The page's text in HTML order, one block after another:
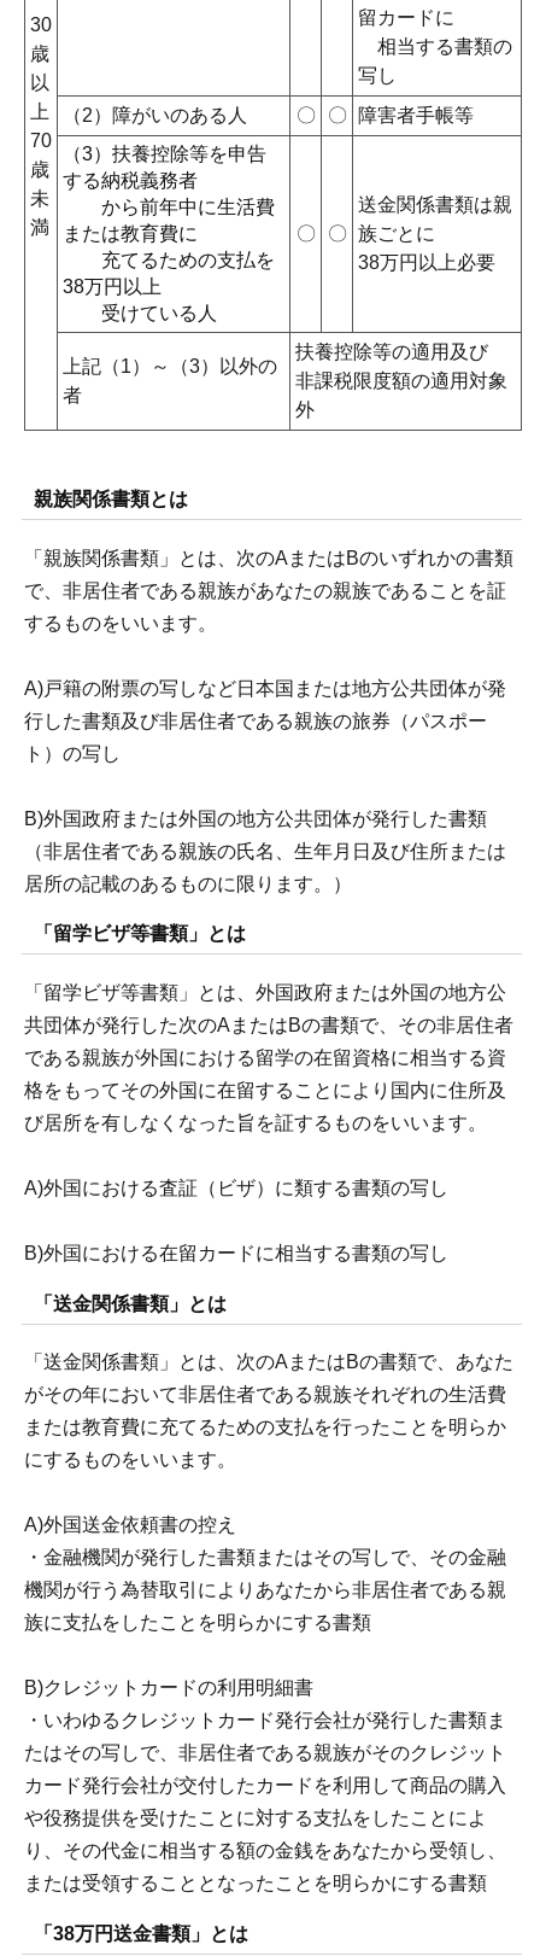
30
歳
以
上
70
歳
未
満
留カードに
相当する書類の
写し
（2）障がいのある人
〇 〇
障害者手帳等
（3）扶養控除等を申告
する納税義務者
から前年中に生活費
または教育費に
充てるための支払を
38万円以上
受けている人
〇 〇
送金関係書類は親
族ごとに
38万円以上必要
上記（1）～（3）以外の
者
扶養控除等の適用及び
非課税限度額の適用対象
外
親族関係書類とは
「親族関係書類」とは、次のAまたはBのいずれかの書類
で、非居住者である親族があなたの親族であることを証
するものをいいます。
A)戸籍の附票の写しなど日本国または地方公共団体が発
行した書類及び非居住者である親族の旅券（パスポー
ト）の写し
B)外国政府または外国の地方公共団体が発行した書類
（非居住者である親族の氏名、生年月日及び住所または
居所の記載のあるものに限ります。）
「留学ビザ等書類」とは
「留学ビザ等書類」とは、外国政府または外国の地方公
共団体が発行した次のAまたはBの書類で、その非居住者
である親族が外国における留学の在留資格に相当する資
格をもってその外国に在留することにより国内に住所及
び居所を有しなくなった旨を証するものをいいます。
A)外国における査証（ビザ）に類する書類の写し
B)外国における在留カードに相当する書類の写し
「送金関係書類」とは
「送金関係書類」とは、次のAまたはBの書類で、あなた
がその年において非居住者である親族それぞれの生活費
または教育費に充てるための支払を行ったことを明らか
にするものをいいます。
A)外国送金依頼書の控え
・金融機関が発行した書類またはその写しで、その金融
機関が行う為替取引によりあなたから非居住者である親
族に支払をしたことを明らかにする書類
B)クレジットカードの利用明細書
・いわゆるクレジットカード発行会社が発行した書類ま
たはその写しで、非居住者である親族がそのクレジット
カード発行会社が交付したカードを利用して商品の購入
や役務提供を受けたことに対する支払をしたことによ
り、その代金に相当する額の金銭をあなたから受領し、
または受領することとなったことを明らかにする書類
「38万円送金書類」とは